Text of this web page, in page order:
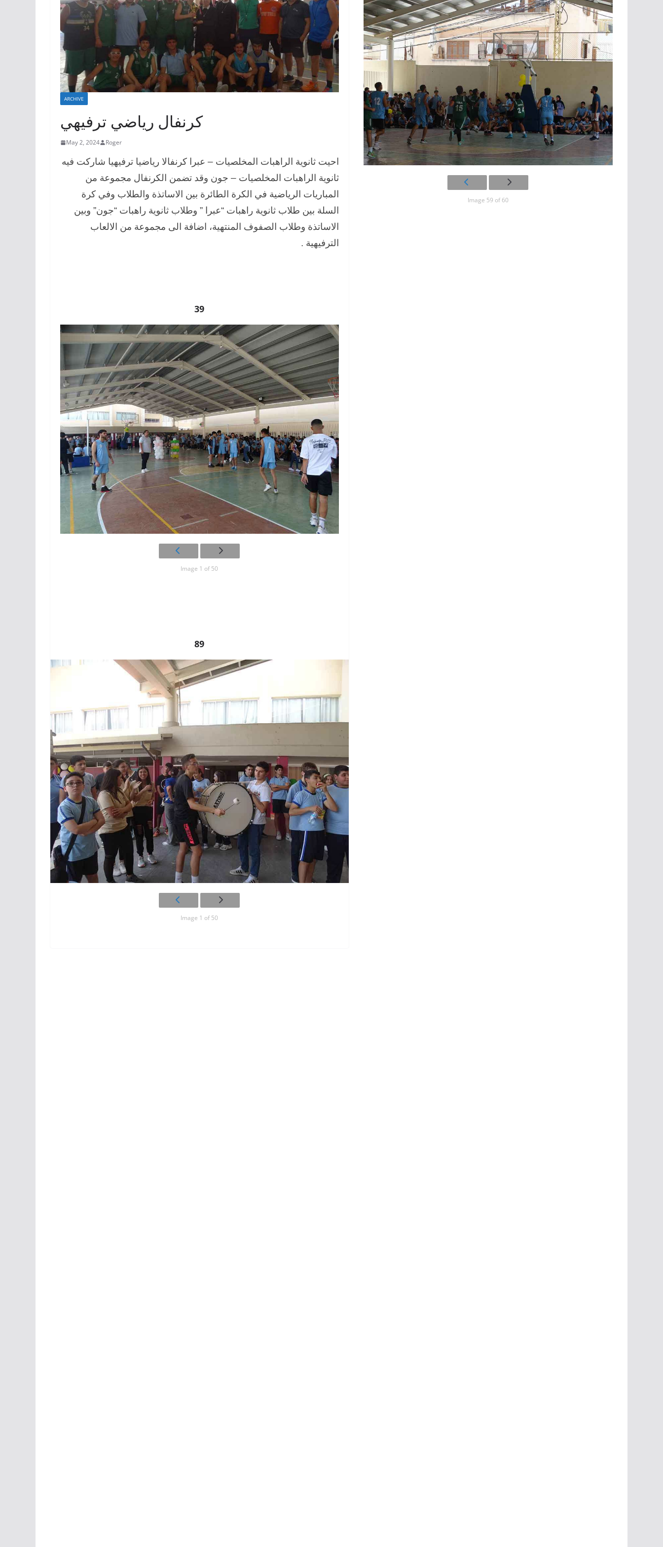
ARCHIVE
كرنفال رياضي ترفيهي
May 2, 2024 Roger
احيت ثانوية الراهبات المخلصيات – عبرا كرنفالا رياضيا ترفيهيا شاركت فيه
ثانوية الراهبات المخلصيات – جون وقد تضمن الكرنفال مجموعة من
المباريات الرياضية في الكرة الطائرة بين الاساتذة والطلاب وفي كرة
السلة بين طلاب ثانوية راهبات “عبرا ” وطلاب ثانوية راهبات “جون” وبين
الاساتذة وطلاب الصفوف المنتهية، اضافة الى مجموعة من الالعاب
الترفيهية .
39
Image 1 of 50
89
Image 1 of 50
Image 59 of 60